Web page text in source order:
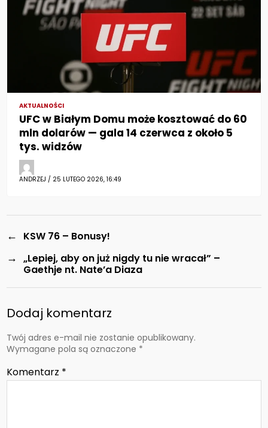
AKTUALNOŚCI
UFC w Białym Domu może kosztować do 60
mln dolarów — gala 14 czerwca z około 5
tys. widzów
ANDRZEJ / 25 LUTEGO 2026, 16:49
← KSW 76 – Bonusy!
→ „Lepiej, aby on już nigdy tu nie wracał” –
Gaethje nt. Nate’a Diaza
Dodaj komentarz
Twój adres e-mail nie zostanie opublikowany.
Wymagane pola są oznaczone *
Komentarz *